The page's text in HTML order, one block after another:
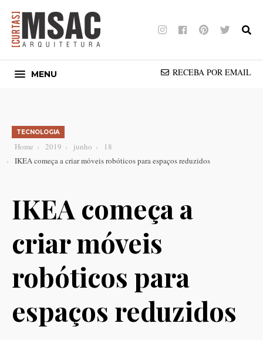
InstagramFacebook
PinterestTwitter
MENU RECEBA POR EMAIL
TECNOLOGIA
Home 2019 junho
18
IKEA começa a criar móveis robóticos para espaços reduzidos
IKEA começa a
criar móveis
robóticos para
espaços reduzidos